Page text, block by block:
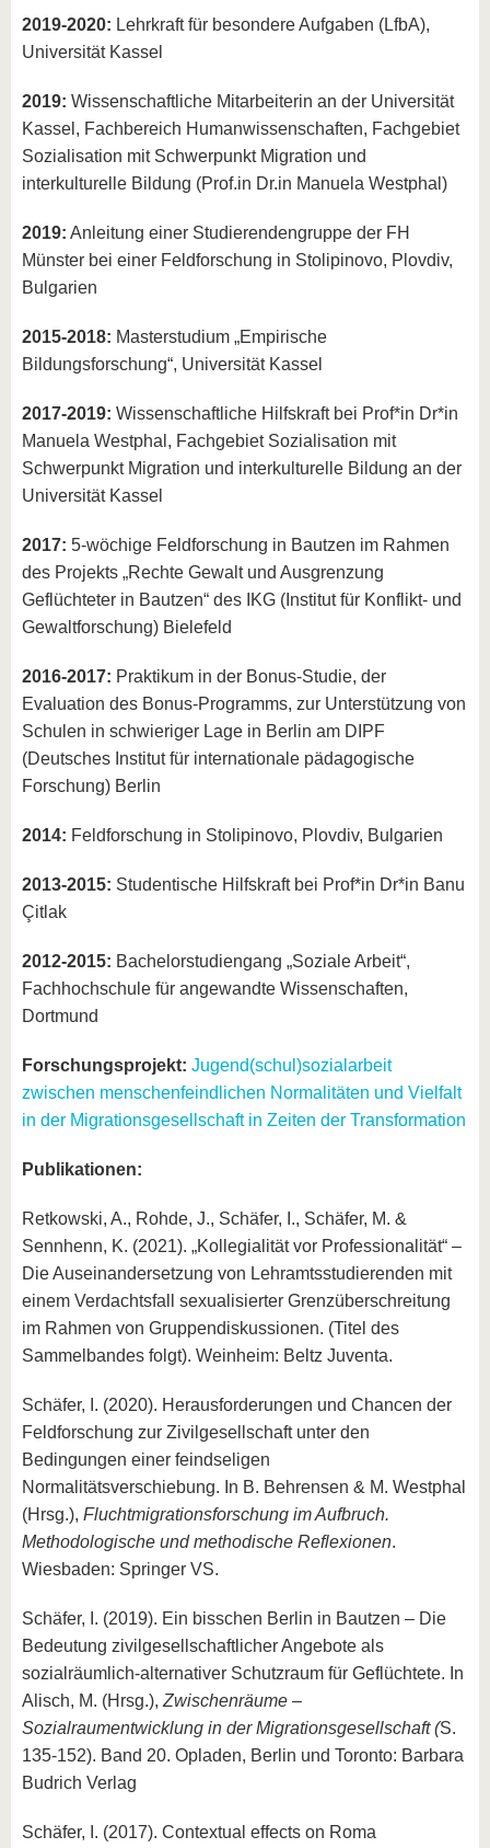
2019-2020: Lehrkraft für besondere Aufgaben (LfbA),
Universität Kassel
2019: Wissenschaftliche Mitarbeiterin an der Universität
Kassel, Fachbereich Humanwissenschaften, Fachgebiet
Sozialisation mit Schwerpunkt Migration und
interkulturelle Bildung (Prof.in Dr.in Manuela Westphal)
2019: Anleitung einer Studierendengruppe der FH
Münster bei einer Feldforschung in Stolipinovo, Plovdiv,
Bulgarien
2015-2018: Masterstudium „Empirische
Bildungsforschung“, Universität Kassel
2017-2019: Wissenschaftliche Hilfskraft bei Prof*in Dr*in
Manuela Westphal, Fachgebiet Sozialisation mit
Schwerpunkt Migration und interkulturelle Bildung an der
Universität Kassel
2017: 5-wöchige Feldforschung in Bautzen im Rahmen
des Projekts „Rechte Gewalt und Ausgrenzung
Geflüchteter in Bautzen“ des IKG (Institut für Konflikt- und
Gewaltforschung) Bielefeld
2016-2017: Praktikum in der Bonus-Studie, der
Evaluation des Bonus-Programms, zur Unterstützung von
Schulen in schwieriger Lage in Berlin am DIPF
(Deutsches Institut für internationale pädagogische
Forschung) Berlin
2014: Feldforschung in Stolipinovo, Plovdiv, Bulgarien
2013-2015: Studentische Hilfskraft bei Prof*in Dr*in Banu
Çitlak
2012-2015: Bachelorstudiengang „Soziale Arbeit“,
Fachhochschule für angewandte Wissenschaften,
Dortmund
Forschungsprojekt: Jugend(schul)sozialarbeit
zwischen menschenfeindlichen Normalitäten und Vielfalt
in der Migrationsgesellschaft in Zeiten der Transformation
Publikationen:
Retkowski, A., Rohde, J., Schäfer, I., Schäfer, M. &
Sennhenn, K. (2021). „Kollegialität vor Professionalität“ –
Die Auseinandersetzung von Lehramtsstudierenden mit
einem Verdachtsfall sexualisierter Grenzüberschreitung
im Rahmen von Gruppendiskussionen. (Titel des
Sammelbandes folgt). Weinheim: Beltz Juventa.
Schäfer, I. (2020). Herausforderungen und Chancen der
Feldforschung zur Zivilgesellschaft unter den
Bedingungen einer feindseligen
Normalitätsverschiebung. In B. Behrensen & M. Westphal
(Hrsg.), Fluchtmigrationsforschung im Aufbruch.
Methodologische und methodische Reflexionen.
Wiesbaden: Springer VS.
Schäfer, I. (2019). Ein bisschen Berlin in Bautzen – Die
Bedeutung zivilgesellschaftlicher Angebote als
sozialräumlich-alternativer Schutzraum für Geflüchtete. In
Alisch, M. (Hrsg.), Zwischenräume –
Sozialraumentwicklung in der Migrationsgesellschaft (S.
135-152). Band 20. Opladen, Berlin und Toronto: Barbara
Budrich Verlag
Schäfer, I. (2017). Contextual effects on Roma